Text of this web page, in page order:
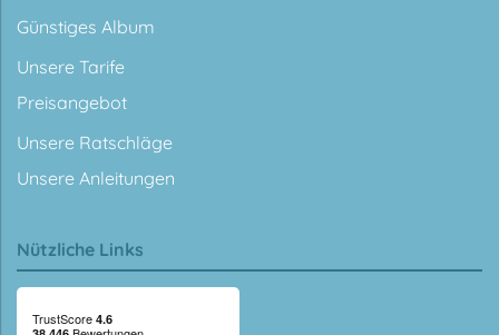
Günstiges Album
Unsere Tarife
Preisangebot
Unsere Ratschläge
Unsere Anleitungen
Nützliche Links